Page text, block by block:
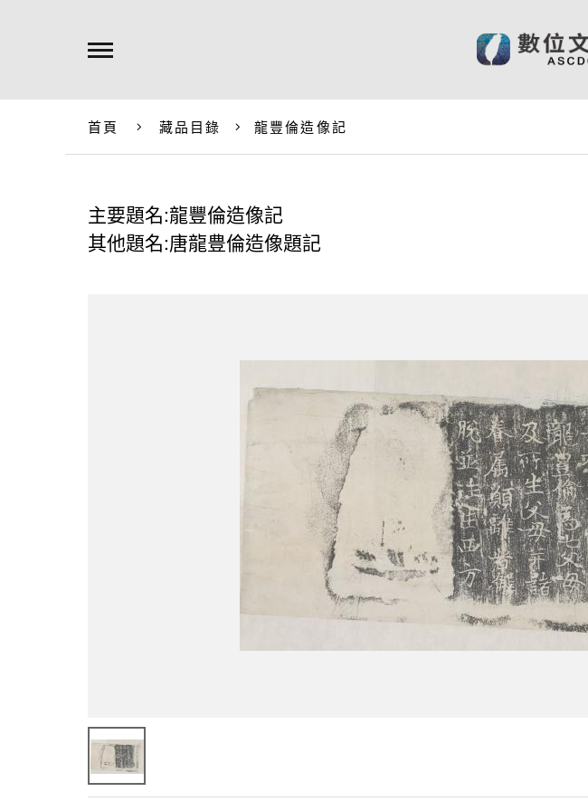
首頁 藏品目錄 龍豐倫造像記
主要題名:龍豐倫造像記
其他題名:唐龍豊倫造像題記